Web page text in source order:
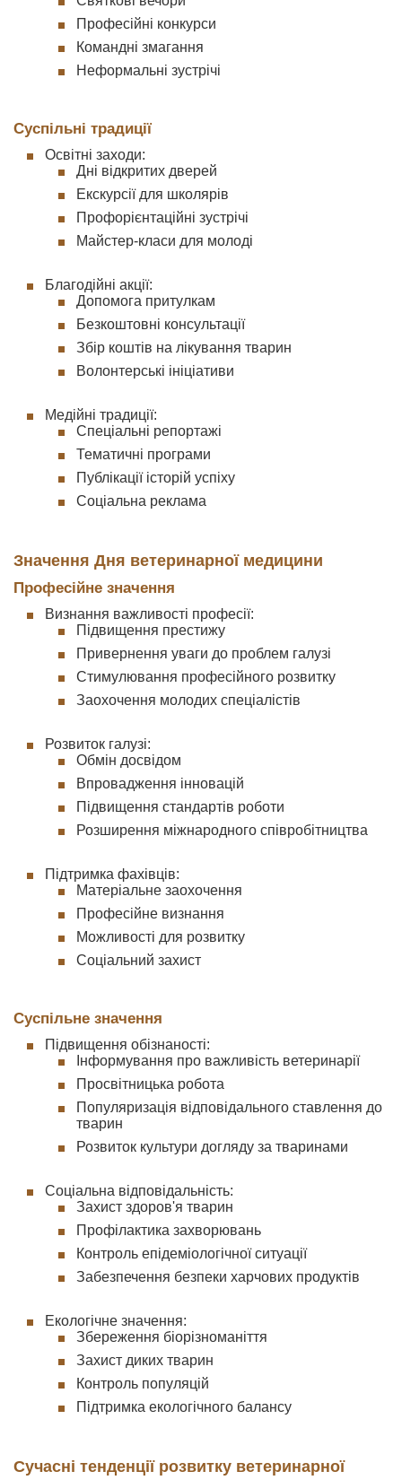
Професійні конкурси
Командні змагання
Неформальні зустрічі
Суспільні традиції
Освітні заходи:
Дні відкритих дверей
Екскурсії для школярів
Профорієнтаційні зустрічі
Майстер-класи для молоді
Благодійні акції:
Допомога притулкам
Безкоштовні консультації
Збір коштів на лікування тварин
Волонтерські ініціативи
Медійні традиції:
Спеціальні репортажі
Тематичні програми
Публікації історій успіху
Соціальна реклама
Значення Дня ветеринарної медицини
Професійне значення
Визнання важливості професії:
Підвищення престижу
Привернення уваги до проблем галузі
Стимулювання професійного розвитку
Заохочення молодих спеціалістів
Розвиток галузі:
Обмін досвідом
Впровадження інновацій
Підвищення стандартів роботи
Розширення міжнародного співробітництва
Підтримка фахівців:
Матеріальне заохочення
Професійне визнання
Можливості для розвитку
Соціальний захист
Суспільне значення
Підвищення обізнаності:
Інформування про важливість ветеринарії
Просвітницька робота
Популяризація відповідального ставлення до
тварин
Розвиток культури догляду за тваринами
Соціальна відповідальність:
Захист здоров'я тварин
Профілактика захворювань
Контроль епідеміологічної ситуації
Забезпечення безпеки харчових продуктів
Екологічне значення:
Збереження біорізноманіття
Захист диких тварин
Контроль популяцій
Підтримка екологічного балансу
Сучасні тенденції розвитку ветеринарної